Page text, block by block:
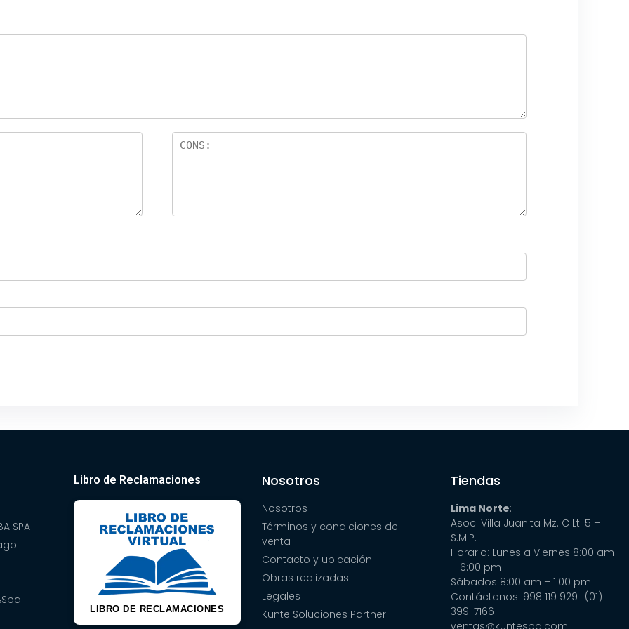
SPA
Libro de Reclamaciones
LIBRO DE RECLAMACIONES
Nosotros
Nosotros
Términos y condiciones de
venta
Contacto y ubicación
Obras realizadas
Legales
Kunte Soluciones Partner
Tiendas
Lima Norte:
Asoc. Villa Juanita Mz. C Lt. 5 –
S.M.P.
Horario: Lunes a Viernes 8:00 am
– 6:00 pm
Sábados 8:00 am – 1:00 pm
Contáctanos: 998 119 929 | (01)
399-7166
ventas@kuntespa.com